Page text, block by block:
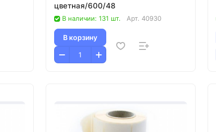
цветная/600/48
В наличии: 131 шт. Арт. 40930
В корзину